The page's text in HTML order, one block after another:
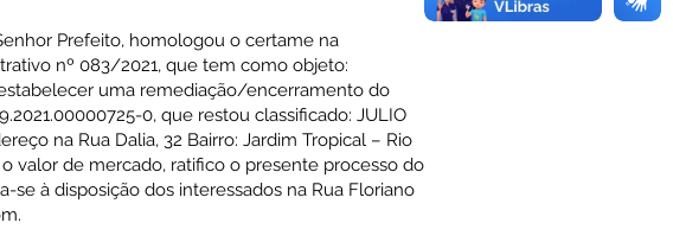
Prefeito, homologou o certame na
nº 083/2021, que tem como objeto:
uma remediação/encerramento do
0, que restou classificado: JULIO
na Rua Dalia, 32 Bairro: Jardim Tropical – Rio
valor de mercado, ratifico o presente processo do
à disposição dos interessados na Rua Floriano
.